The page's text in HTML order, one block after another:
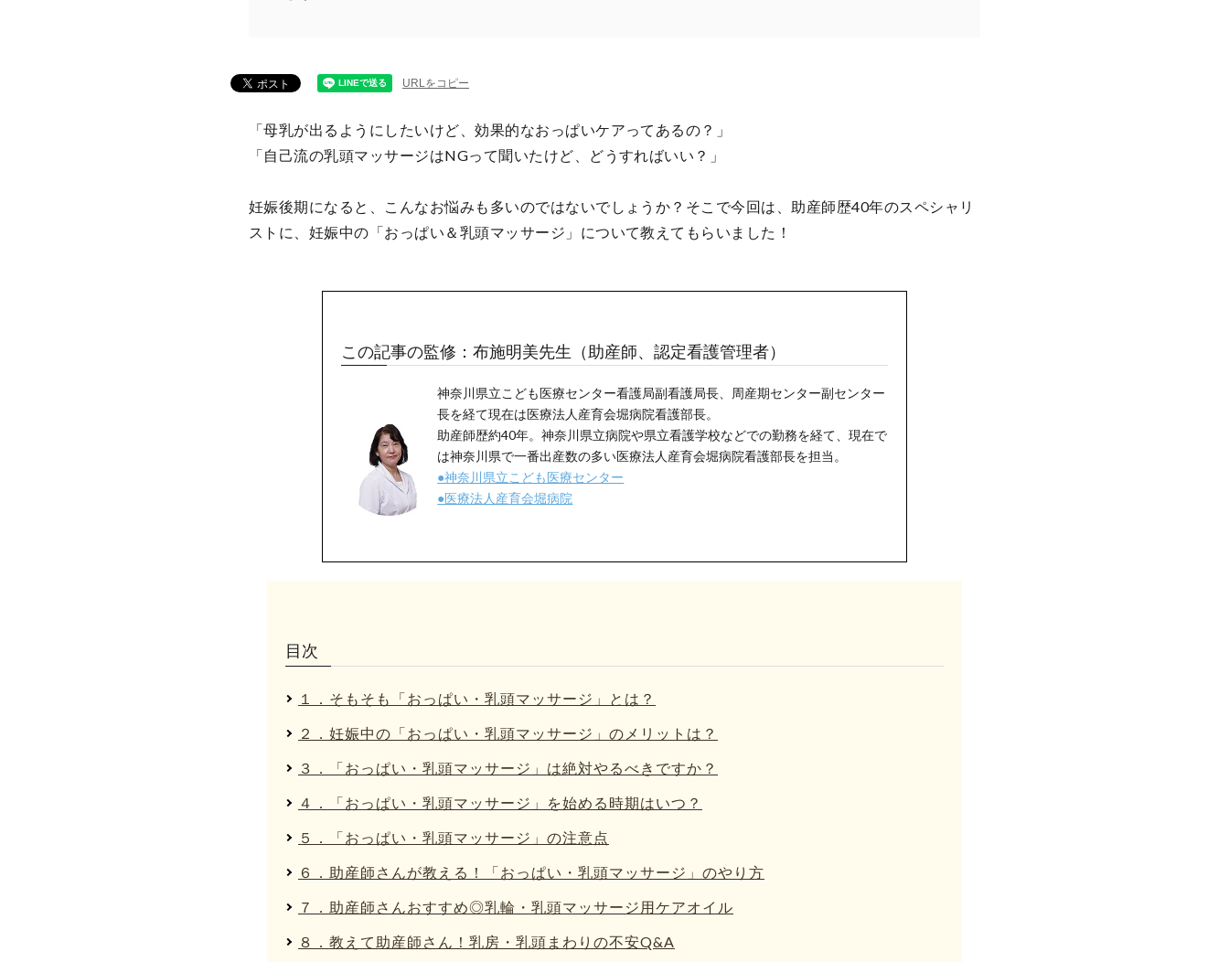
URLをコピー
「母乳が出るようにしたいけど、効果的なおっぱいケアってあるの？」
「自己流の乳頭マッサージはNGって聞いたけど、どうすればいい？」
妊娠後期になると、こんなお悩みも多いのではないでしょうか？そこで今回は、助産師歴40年のスペシャリ
ストに、妊娠中の「おっぱい＆乳頭マッサージ」について教えてもらいました！
この記事の監修：布施明美先生（助産師、認定看護管理者）
神奈川県立こども医療センター看護局副看護局長、周産期センター副センター
長を経て現在は医療法人産育会堀病院看護部長。
助産師歴約40年。神奈川県立病院や県立看護学校などでの勤務を経て、現在で
は神奈川県で一番出産数の多い医療法人産育会堀病院看護部長を担当。
●神奈川県立こども医療センター
●医療法人産育会堀病院
目次
１．そもそも「おっぱい・乳頭マッサージ」とは？
２．妊娠中の「おっぱい・乳頭マッサージ」のメリットは？
３．「おっぱい・乳頭マッサージ」は絶対やるべきですか？
４．「おっぱい・乳頭マッサージ」を始める時期はいつ？
５．「おっぱい・乳頭マッサージ」の注意点
６．助産師さんが教える！「おっぱい・乳頭マッサージ」のやり方
７．助産師さんおすすめ◎乳輪・乳頭マッサージ用ケアオイル
８．教えて助産師さん！乳房・乳頭まわりの不安Q&A